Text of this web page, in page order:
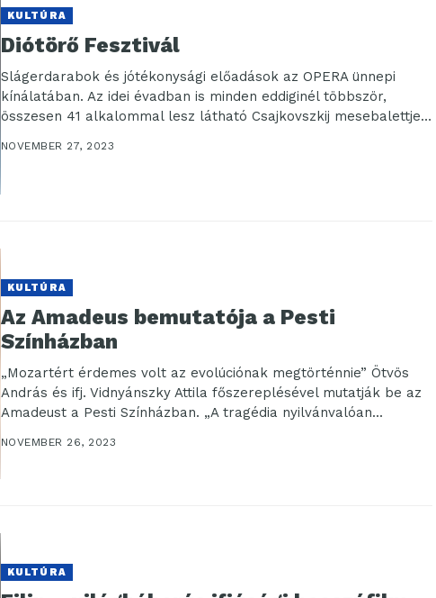
KULTÚRA
Diótörő Fesztivál
Slágerdarabok és jótékonysági előadások az OPERA ünnepi
kínálatában. Az idei évadban is minden eddiginél többször,
összesen 41 alkalommal lesz látható Csajkovszkij mesebalettje
NOVEMBER 27, 2023
KULTÚRA
Az Amadeus bemutatója a Pesti
Színházban
„Mozartért érdemes volt az evolúciónak megtörténnie” Ötvös
András és ifj. Vidnyánszky Attila főszereplésével mutatják be az
Amadeust a Pesti Színházban. „A tragédia nyilvánvalóan...
NOVEMBER 26, 2023
KULTÚRA